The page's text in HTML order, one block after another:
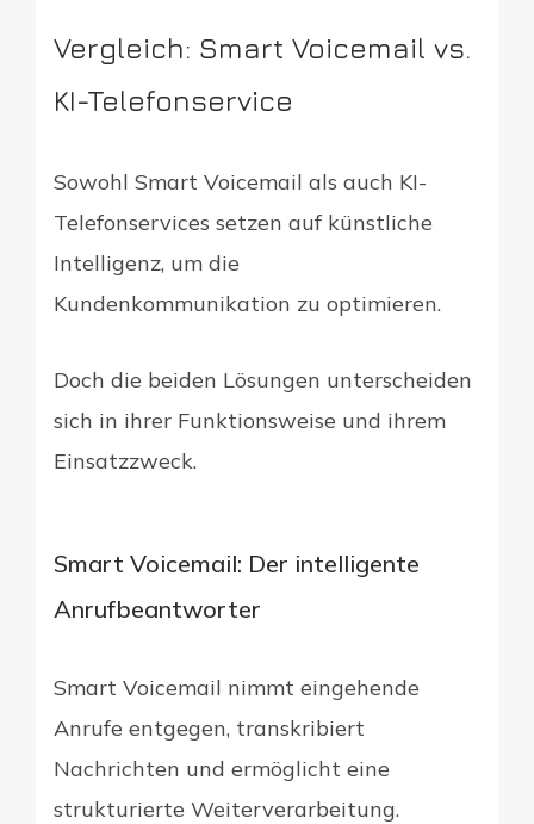
Vergleich: Smart Voicemail vs.
KI-Telefonservice
Sowohl Smart Voicemail als auch KI-
Telefonservices setzen auf künstliche
Intelligenz, um die
Kundenkommunikation zu optimieren.
Doch die beiden Lösungen unterscheiden
sich in ihrer Funktionsweise und ihrem
Einsatzzweck.
Smart Voicemail: Der intelligente
Anrufbeantworter
Smart Voicemail nimmt eingehende
Anrufe entgegen, transkribiert
Nachrichten und ermöglicht eine
strukturierte Weiterverarbeitung.